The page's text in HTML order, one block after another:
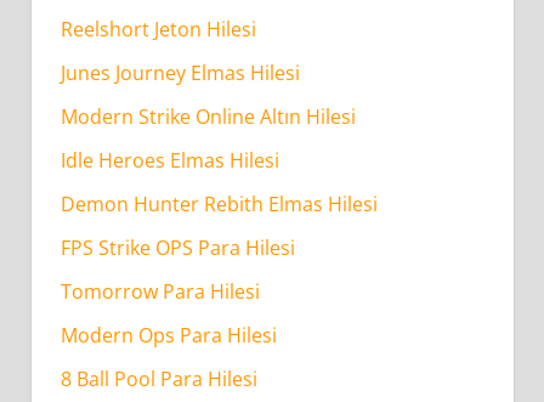
Block
Craft
3D
Hilesi
–
Sınırsız
–
Ücretsiz
Reelshort Jeton Hilesi
Junes Journey Elmas Hilesi
Modern Strike Online Altın Hilesi
Idle Heroes Elmas Hilesi
Demon Hunter Rebith Elmas Hilesi
FPS Strike OPS Para Hilesi
Tomorrow Para Hilesi
Modern Ops Para Hilesi
8 Ball Pool Para Hilesi